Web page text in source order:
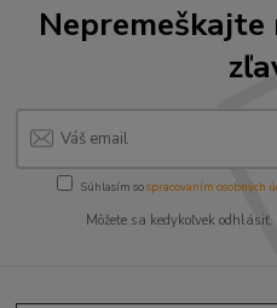
Nepremeškajte
Súhlasím sospracovaním osobných
Môžete sa kedykoľvek